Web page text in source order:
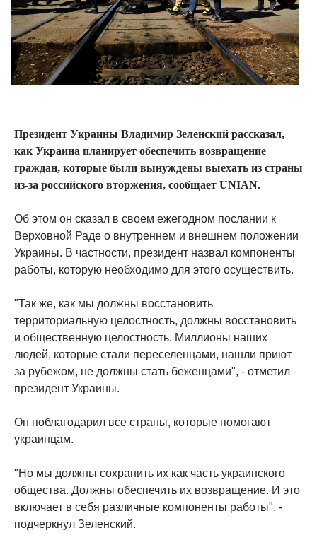
Президент Украины Владимир Зеленский рассказал,
как Украина планирует обеспечить возвращение
граждан, которые были вынуждены выехать из страны
из-за российского вторжения, сообщает UNIAN.
Об этом он сказал в своем ежегодном послании к
Верховной Раде о внутреннем и внешнем положении
Украины. В частности, президент назвал компоненты
работы, которую необходимо для этого осуществить.
"Так же, как мы должны восстановить
территориальную целостность, должны восстановить
и общественную целостность. Миллионы наших
людей, которые стали переселенцами, нашли приют
за рубежом, не должны стать беженцами", - отметил
президент Украины.
Он поблагодарил все страны, которые помогают
украинцам.
"Но мы должны сохранить их как часть украинского
общества. Должны обеспечить их возвращение. И это
включает в себя различные компоненты работы", -
подчеркнул Зеленский.